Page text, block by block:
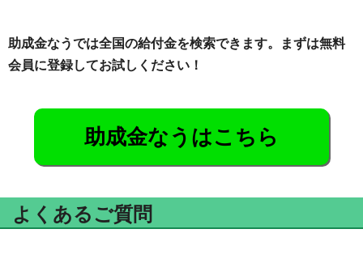
助成金なうでは全国の給付金を検索できます。まずは無料
会員に登録してお試しください！
助成金なうはこちら
よくあるご質問